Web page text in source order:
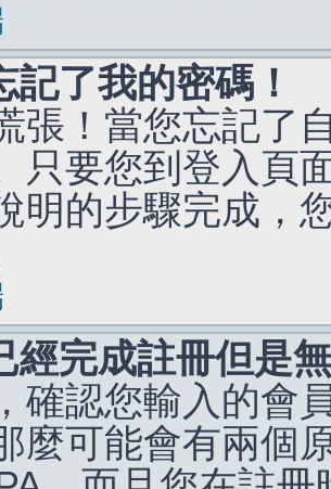
記了我的密碼！
張！當您忘記了
只要您到登入頁
明的步驟完成，
經完成註冊但是
確認您輸入的會
麼可能會有兩個